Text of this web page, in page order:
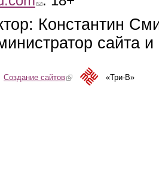
Константин
сайта
Создание сайтов(link is external)«Три-В»